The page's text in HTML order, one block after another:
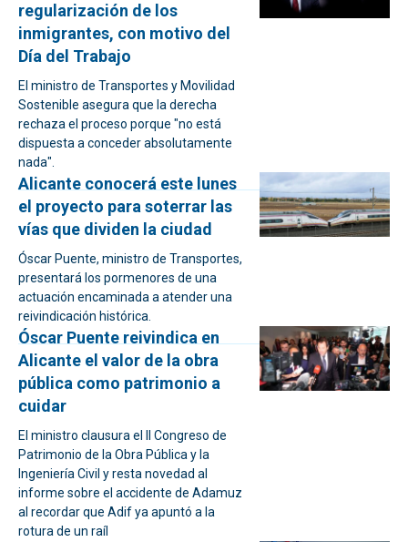
regularización de los
inmigrantes, con motivo del
Día del Trabajo
El ministro de Transportes y Movilidad
Sostenible asegura que la derecha
rechaza el proceso porque "no está
dispuesta a conceder absolutamente
nada".
Alicante conocerá este lunes
el proyecto para soterrar las
vías que dividen la ciudad
Óscar Puente, ministro de Transportes,
presentará los pormenores de una
actuación encaminada a atender una
reivindicación histórica.
Óscar Puente reivindica en
Alicante el valor de la obra
pública como patrimonio a
cuidar
El ministro clausura el II Congreso de
Patrimonio de la Obra Pública y la
Ingeniería Civil y resta novedad al
informe sobre el accidente de Adamuz
al recordar que Adif ya apuntó a la
rotura de un raíl